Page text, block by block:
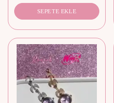
SEPETE EKLE